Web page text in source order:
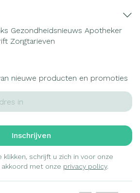
Gezondheidsnieuws Apotheker
Zorgtarieven
nieuwe producten en promoties
Inschrijven
schrijft u zich in voor onze
met onze privacy policy.